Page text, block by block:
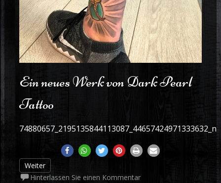
Ein neues Werk von Dark Pearl
Tattoo
74880657_2195135844113087_44657424971333632_n
Weiter
Hinterlassen Sie einen Kommentar